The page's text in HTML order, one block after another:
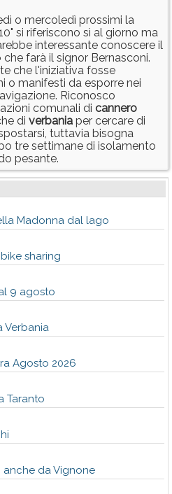
o mercoledì prossimi la
si riferiscono sì al giorno ma
interessante conoscere il
farà il signor Bernasconi.
che l'iniziativa fosse
o manifesti da esporre nei
Riconosco
comunali di cannero
di verbania per cercare di
tuttavia bisogna
tre settimane di isolamento
pesante.
Madonna dal lago
sharing
9 agosto
Verbania
Agosto 2026
Taranto
anche da Vignone